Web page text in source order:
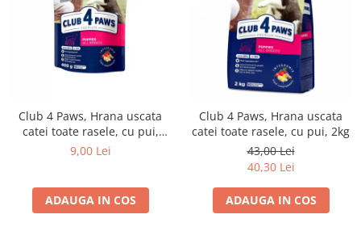
Club 4 Paws, Hrana uscata
catei toate rasele, cu pui,
400g
9,00 Lei
ADAUGA IN COS
Club 4 Paws, Hrana uscata
catei toate rasele, cu pui, 2kg
43,00 Lei
40,30 Lei
ADAUGA IN COS